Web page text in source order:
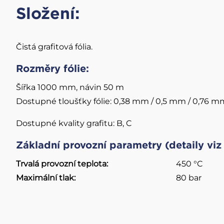
Snímací izolace
Snímací izolace
Mechanická
kondenzátu
Složení:
Čistá grafitová fólia.
Rozměry fólie:
Šířka 1000 mm, návin 50 m
Dostupné tloušťky fólie: 0,38 mm / 0,5 mm / 0,76
Dostupné kvality grafitu: B, C
Základní provozní parametry (detaily
Trvalá provozní teplota:
450 °C
Maximální tlak:
80 bar